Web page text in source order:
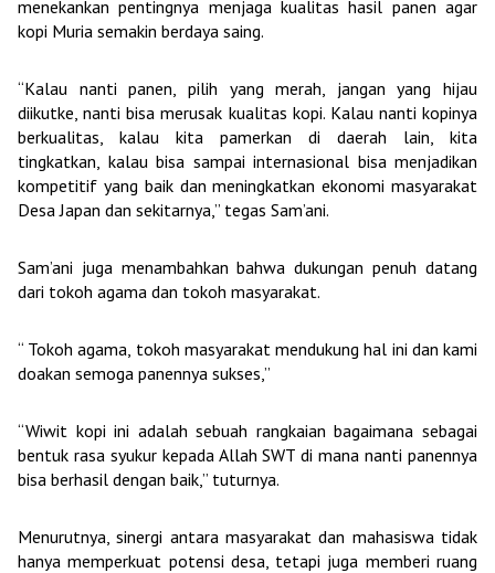
menekankan pentingnya menjaga kualitas hasil panen agar
kopi Muria semakin berdaya saing.
“Kalau nanti panen, pilih yang merah, jangan yang hijau
diikutke, nanti bisa merusak kualitas kopi. Kalau nanti kopinya
berkualitas, kalau kita pamerkan di daerah lain, kita
tingkatkan, kalau bisa sampai internasional bisa menjadikan
kompetitif yang baik dan meningkatkan ekonomi masyarakat
Desa Japan dan sekitarnya,” tegas Sam’ani.
Sam’ani juga menambahkan bahwa dukungan penuh datang
dari tokoh agama dan tokoh masyarakat.
“ Tokoh agama, tokoh masyarakat mendukung hal ini dan kami
doakan semoga panennya sukses,”
“Wiwit kopi ini adalah sebuah rangkaian bagaimana sebagai
bentuk rasa syukur kepada Allah SWT di mana nanti panennya
bisa berhasil dengan baik,” tuturnya.
Menurutnya, sinergi antara masyarakat dan mahasiswa tidak
hanya memperkuat potensi desa, tetapi juga memberi ruang